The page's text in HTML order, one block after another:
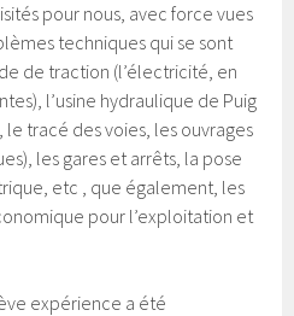
pour nous, avec force vues
techniques qui se sont
de traction (l’électricité, en
l’usine hydraulique de Puig
tracé des voies, les ouvrages
les gares et arrêts, la pose
etc , que également, les
pour l’exploitation et
expérience a été